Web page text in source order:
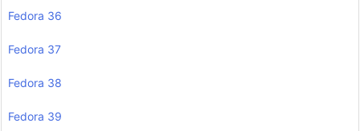
Fedora 36
Fedora 37
Fedora 38
Fedora 39